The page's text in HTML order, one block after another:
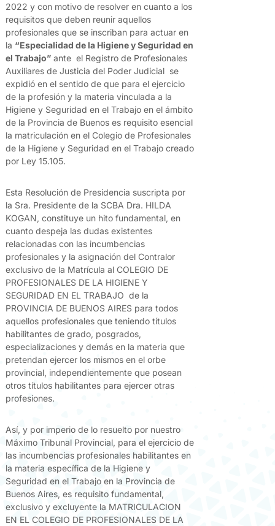
2022 y con motivo de resolver en cuanto a los
requisitos que deben reunir aquellos
profesionales que se inscriban para actuar en
la “Especialidad de la Higiene y Seguridad en
el Trabajo”ante el Registro de Profesionales
Auxiliares de Justicia del Poder Judicial se
expidió en el sentido de que para el ejercicio
de la profesión y la materia vinculada a la
Higiene y Seguridad en el Trabajo en el ámbito
de la Provincia de Buenos es requisito esencial
la matriculación en el Colegio de Profesionales
de la Higiene y Seguridad en el Trabajo creado
por Ley 15.105.
Esta Resolución de Presidencia suscripta por
la Sra. Presidente de la SCBA Dra. HILDA
KOGAN, constituye un hito fundamental, en
cuanto despeja las dudas existentes
relacionadas con las incumbencias
profesionales y la asignación del Contralor
exclusivo de la Matrícula al COLEGIO DE
PROFESIONALES DE LA HIGIENE Y
SEGURIDAD EN EL TRABAJO de la
PROVINCIA DE BUENOS AIRES para todos
aquellos profesionales que teniendo títulos
habilitantes de grado, posgrados,
especializaciones y demás en la materia que
pretendan ejercer los mismos en el orbe
provincial, independientemente que posean
otros títulos habilitantes para ejercer otras
profesiones.
Así, y por imperio de lo resuelto por nuestro
Máximo Tribunal Provincial, para el ejercicio de
las incumbencias profesionales habilitantes en
la materia específica de la Higiene y
Seguridad en el Trabajo en la Provincia de
Buenos Aires, es requisito fundamental,
exclusivo y excluyente la MATRICULACION
EN EL COLEGIO DE PROFESIONALES DE LA